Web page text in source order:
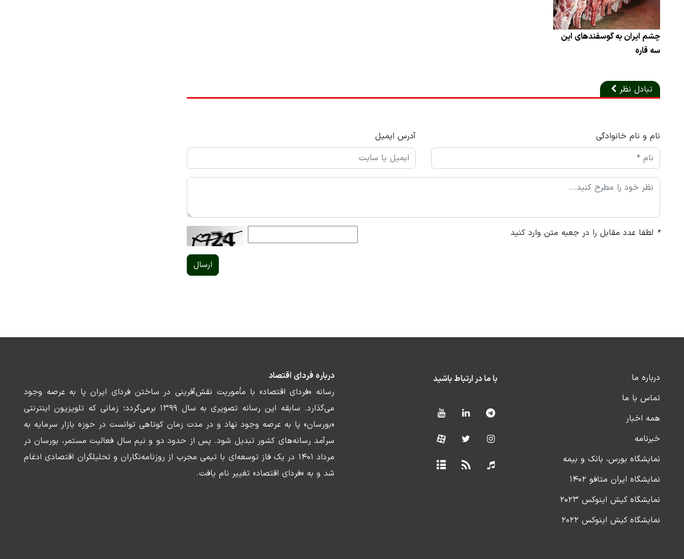
چشم ایران به گوسفندهای این
سه قاره
تبادل نظر
نام و نام خانوادگی آدرس ایمیل
* لطفا عدد مقابل را در جعبه متن وارد کنید
ارسال
درباره ما
تماس با ما
همه اخبار
خبرنامه
نمایشگاه بورس، بانک و بیمه
نمایشگاه ایران متافو ۱۴۰۲
نمایشگاه کیش اینوکس ۲۰۲۳
نمایشگاه کیش اینوکس ۲۰۲۲
با ما در ارتباط باشید
درباره فردای اقتصاد
رسانه «فردای اقتصاد» با مأموریت نقش‌آفرینی در ساختن فردای ایران پا به عرصه وجود
می‌گذارد. سابقه این رسانه تصویری به سال ۱۳۹۹ برمی‌گردد؛ زمانی که تلویزیون اینترنتی
«بورسان» پا به عرصه وجود نهاد و در مدت زمان کوتاهی توانست در حوزه بازار سرمایه به
سرآمد رسانه‌های کشور تبدیل شود. پس از حدود دو و نیم سال فعالیت مستمر، بورسان در
مرداد ۱۴۰۱ در یک فاز توسعه‌ای با تیمی مجرب از روزنامه‌نگاران و تحلیلگران اقتصادی ادغام
شد و به «فردای اقتصاد» تغییر نام یافت.